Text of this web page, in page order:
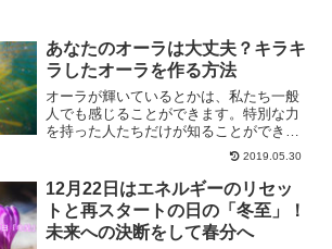
かったらどうしよう思考を簡単に手放す
方法をご紹介します。
あなたのオーラは大丈夫？キラキ
ラしたオーラを作る方法
オーラが輝いているとかは、私たち一般
人でも感じることができます。特別な力
を持った人たちだけが知ることができる
訳ではありません。今回は、キラキラし
たオーラを作る方法についてご紹介しま
す。
2019.05.30
12月22日はエネルギーのリセッ
トと再スタートの日の「冬至」！
未来への決断をして春分へ